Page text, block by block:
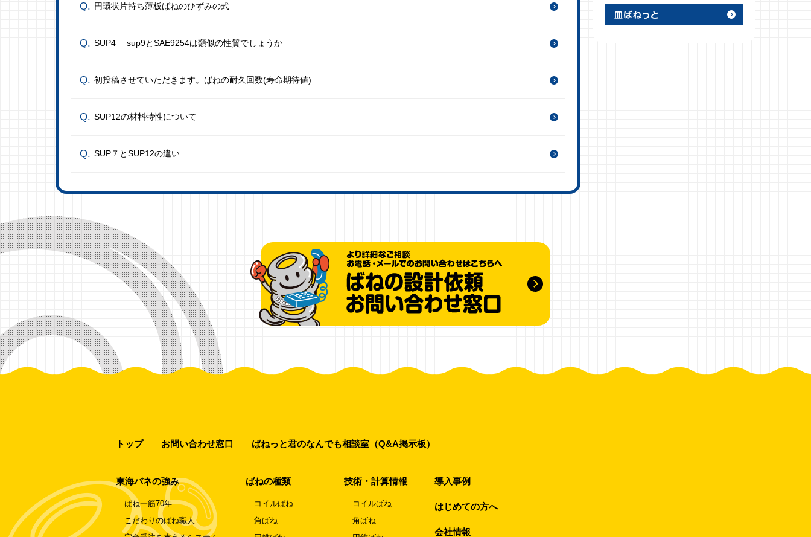
円環状片持ち薄板ばねのひずみの式
SUP4 sup9とSAE9254は類似の性質でしょうか
初投稿させていただきます。ばねの耐久回数(寿命期待値)
SUP12の材料特性について
SUP７とSUP12の違い
トップ お問い合わせ窓口 ばねっと君のなんでも相談室（Q&A掲示板）
東海バネの強み
ばね一筋70年
こだわりのばね職人
ばねの種類
コイルばね
角ばね
技術・計算情報
コイルばね
角ばね
導入事例
はじめての方へ
会社情報